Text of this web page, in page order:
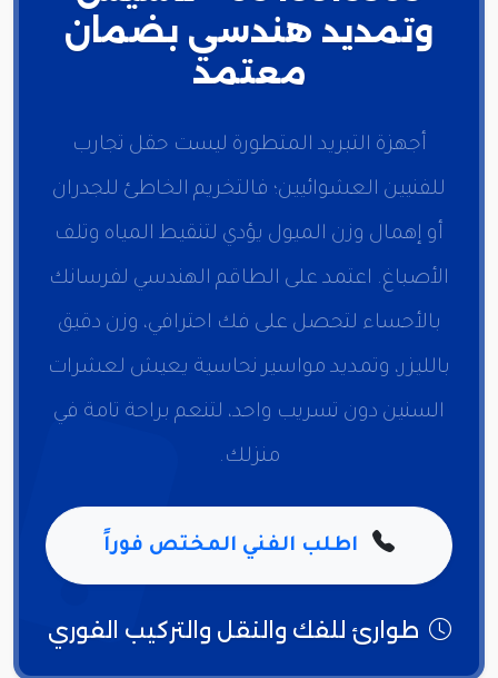
وتمديد هندسي بضمان
معتمد
أجهزة التبريد المتطورة ليست حقل تجارب
للفنيين العشوائيين؛ فالتخريم الخاطئ للجدران
أو إهمال وزن الميول يؤدي لتنقيط المياه وتلف
الأصباغ. اعتمد على الطاقم الهندسي لفرسانك
بالأحساء لتحصل على فك احترافي، وزن دقيق
بالليزر، وتمديد مواسير نحاسية يعيش لعشرات
السنين دون تسريب واحد، لتنعم براحة تامة في
منزلك.
اطلب الفني المختص فوراً
طوارئ للفك والنقل والتركيب الفوري